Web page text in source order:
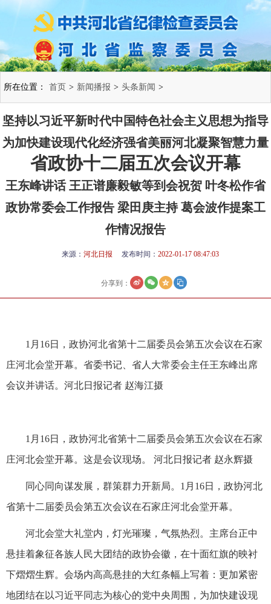
所在位置： 首页 > 新闻播报 > 头条新闻 >
坚持以习近平新时代中国特色社会主义思想为指导
为加快建设现代化经济强省美丽河北凝聚智慧力量
省政协十二届五次会议开幕
王东峰讲话 王正谱廉毅敏等到会祝贺 叶冬松作省
政协常委会工作报告 梁田庚主持 葛会波作提案工
作情况报告
来源： 河北日报 发布时间： 2022-01-17 08:47:03
分享到：
1月16日，政协河北省第十二届委员会第五次会议在石家
庄河北会堂开幕。省委书记、省人大常委会主任王东峰出席
会议并讲话。河北日报记者 赵海江摄
1月16日，政协河北省第十二届委员会第五次会议在石家
庄河北会堂开幕。这是会议现场。 河北日报记者 赵永辉摄
同心同向谋发展，群策群力开新局。1月16日，政协河北
省第十二届委员会第五次会议在石家庄河北会堂开幕。
河北会堂大礼堂内，灯光璀璨，气氛热烈。主席台正中
悬挂着象征各族人民大团结的政协会徽，在十面红旗的映衬
下熠熠生辉。会场内高高悬挂的大红条幅上写着：更加紧密
地团结在以习近平同志为核心的党中央周围，为加快建设现